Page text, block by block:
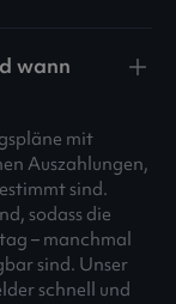
wann
mit
Auszahlungen,
sind.
sodass die
– manchmal
sind. Unser
schnell und